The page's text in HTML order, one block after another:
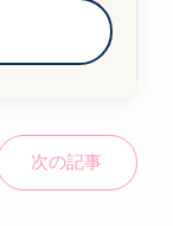
次の記事